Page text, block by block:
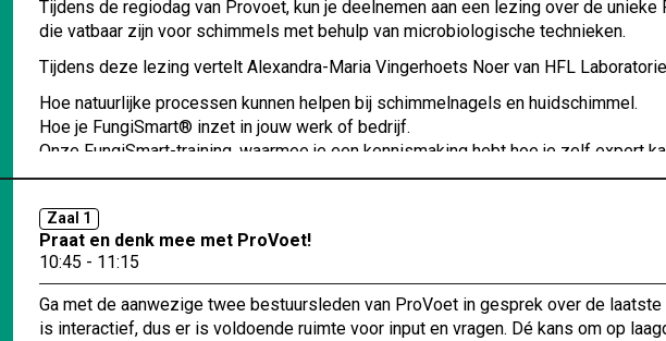
Tijdens de regiodag van Provoet, kun je deelnemen aan een lezing over de
die vatbaar zijn voor schimmels met behulp van microbiologische technieken.
Tijdens deze lezing vertelt Alexandra-Maria Vingerhoets Noer van HFL
Hoe natuurlijke processen kunnen helpen bij schimmelnagels en huidschimmel.
Hoe je FungiSmart® inzet in jouw werk of bedrijf.
Onze FungiSmart-training, waarmee je een kennismaking hebt hoe je zelf expert
Theorie én praktijk in balans: Begrijp de werking van FungiSmart® en leer hoe je
Certificering: Laat je klanten zien dat je een specialist bent.
Toegang tot exclusieve kennis en ondersteuning.
Schrijf je in en ontdek de nieuwste ontwikkelingen in de microbiologie via deze
Zaal 1
Praat en denk mee met ProVoet!
10:45 - 11:15
Ga met de aanwezige twee bestuursleden van ProVoet in gesprek over de
is interactief, dus er is voldoende ruimte voor input en vragen. Dé kans om op